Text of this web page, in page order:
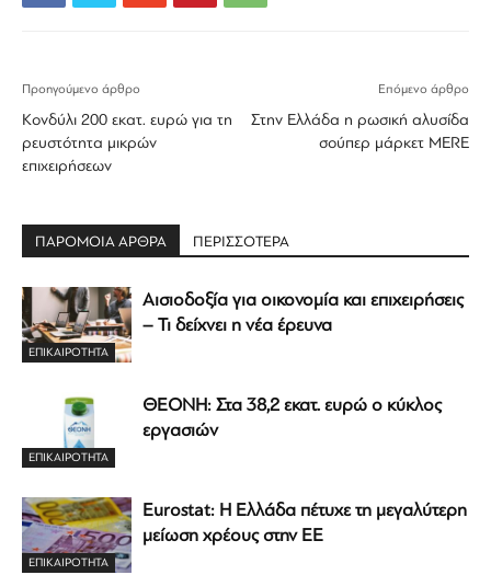
Προηγούμενο άρθρο
Κονδύλι 200 εκατ. ευρώ για τη
ρευστότητα μικρών
επιχειρήσεων
Επόμενο άρθρο
Στην Ελλάδα η ρωσική αλυσίδα
σούπερ μάρκετ MERE
ΠΑΡΟΜΟΙΑ ΑΡΘΡΑ ΠΕΡΙΣΣΟΤΕΡΑ
ΕΠΙΚΑΙΡΟΤΗΤΑ
Αισιοδοξία για οικονομία και επιχειρήσεις
– Τι δείχνει η νέα έρευνα
ΕΠΙΚΑΙΡΟΤΗΤΑ
ΘΕΟΝΗ: Στα 38,2 εκατ. ευρώ ο κύκλος
εργασιών
ΕΠΙΚΑΙΡΟΤΗΤΑ
Eurostat: Η Ελλάδα πέτυχε τη μεγαλύτερη
μείωση χρέους στην ΕΕ